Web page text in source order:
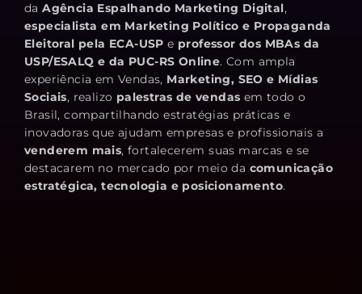
daAgência Espalhando Marketing Digital,
especialista em Marketing Político e Propaganda
Eleitoral pela ECA-USP e professor dos MBAs da
USP/ESALQ e da PUC-RS Online. Com ampla
experiência em Vendas, Marketing, SEO e Mídias
Sociais, realizo palestras de vendas em todo o
Brasil, compartilhando estratégias práticas e
inovadoras que ajudam empresas e profissionais a
venderem mais, fortalecerem suas marcas e se
destacarem no mercado por meio da comunicação
estratégica, tecnologia e posicionamento.